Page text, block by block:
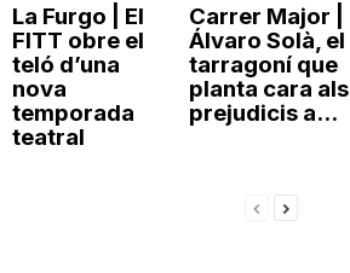
La Furgo | El
FITT obre el
teló d’una
nova
temporada
teatral
Carrer Major |
Álvaro Solà, el
tarragoní que
planta cara als
prejudicis a...